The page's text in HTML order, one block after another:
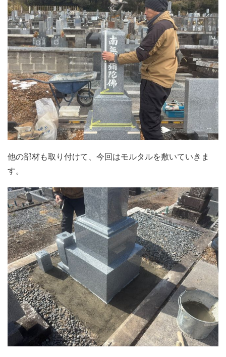
他の部材も取り付けて、今回はモルタルを敷いていきま
す。